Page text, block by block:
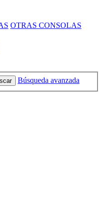
OTRAS CONSOLAS
Búsqueda avanzada